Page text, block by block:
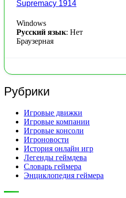
Supremacy 1914
Windows
Русский язык: Нет
Браузерная
Рубрики
Игровые движки
Игровые компании
Игровые консоли
Игроновости
История онлайн игр
Легенды геймдева
Словарь геймера
Энциклопедия геймера